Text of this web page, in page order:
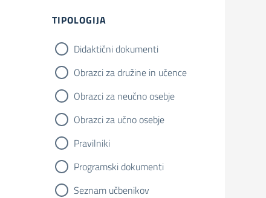
TIPOLOGIJA
Didaktični dokumenti
Obrazci za družine in učence
Obrazci za neučno osebje
Obrazci za učno osebje
Pravilniki
Programski dokumenti
Seznam učbenikov